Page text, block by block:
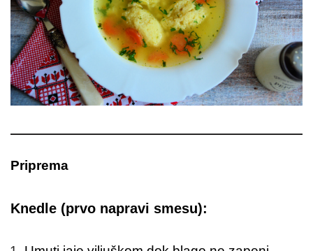
Priprema
Knedle (prvo napravi smesu):